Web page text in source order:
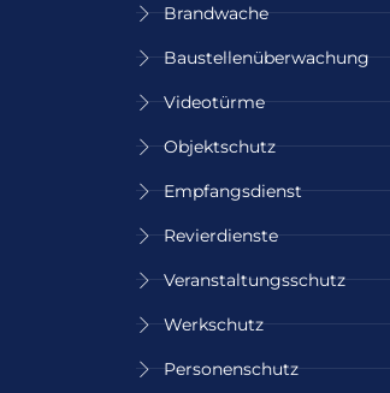
Brandwache
Baustellen­überwachung
Videotürme
Objektschutz
Empfangsdienst
Revierdienste
Veranstaltungs­schutz
Werkschutz
Personenschutz